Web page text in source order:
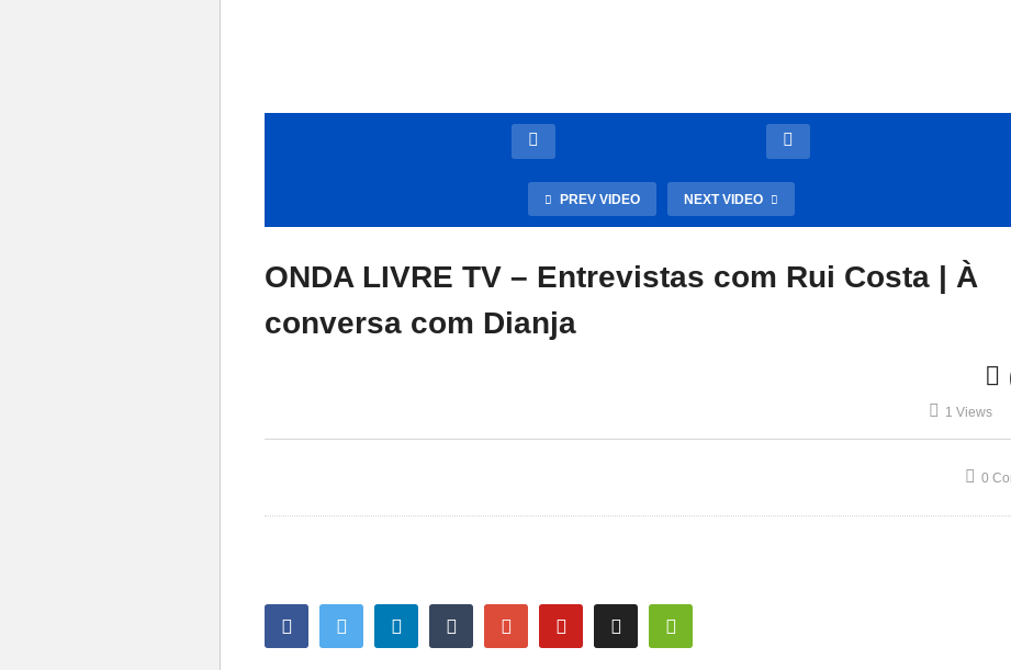
PREV VIDEO NEXT VIDEO
ONDA LIVRE TV – Entrevistas com Rui Costa | À
conversa com Dianja
1 Views
0